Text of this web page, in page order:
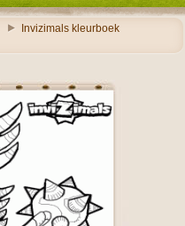
Invizimals kleurboek